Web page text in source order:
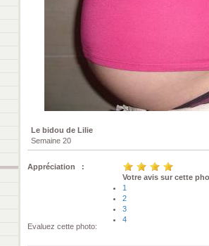
Le bidou de Lilie
Semaine 20
Appréciation :
Evaluez cette photo:
Votre avis sur cette
1
2
3
4